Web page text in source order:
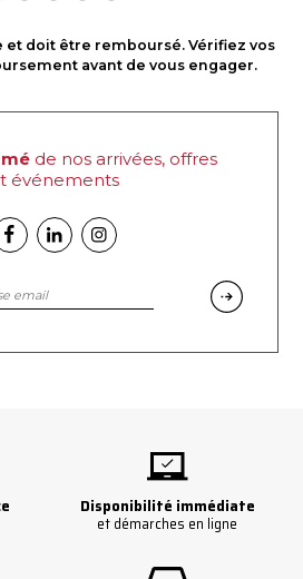
et doit être remboursé. Vérifiez vos
avant de vous engager.
de nos arrivées, offres
événements
LinkedinInstagram
Disponibilité immédiate
et démarches en ligne